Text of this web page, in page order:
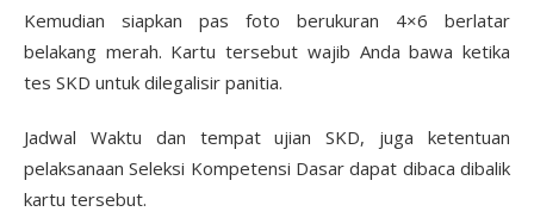
Kemudian siapkan pas foto berukuran 4×6 berlatar
belakang merah. Kartu tersebut wajib Anda bawa ketika
tes SKD untuk dilegalisir panitia.
Jadwal Waktu dan tempat ujian SKD, juga ketentuan
pelaksanaan Seleksi Kompetensi Dasar dapat dibaca dibalik
kartu tersebut.